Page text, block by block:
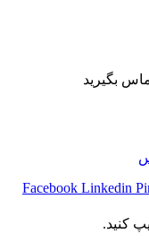
بگیرید
Facebook Linkedin
کنید.